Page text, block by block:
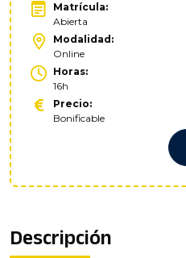
Matrícula:
Abierta
Modalidad:
Online
Horas:
16h
Precio:
Bonificable
Descripción